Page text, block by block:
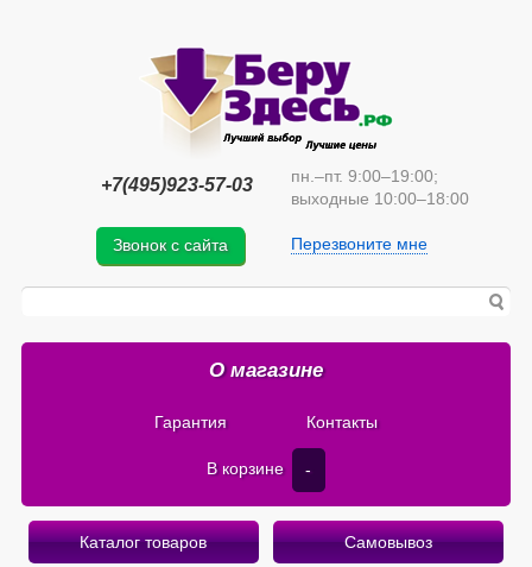
пн.–пт. 9:00–19:00;
выходные 10:00–18:00
+7(495)923-57-03
Звонок с сайта Перезвоните мне
О магазине
Гарантия Контакты
В корзине -
Каталог товаров Самовывоз